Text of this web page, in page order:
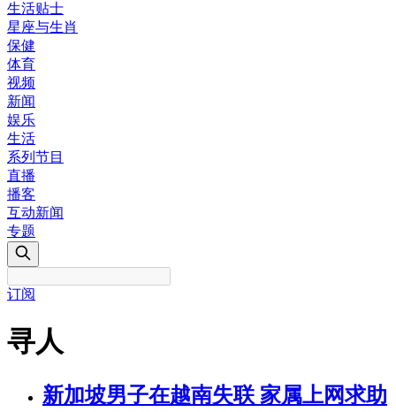
生活贴士
星座与生肖
保健
体育
视频
新闻
娱乐
生活
系列节目
直播
播客
互动新闻
专题
订阅
寻人
新加坡男子在越南失联 家属上网求助